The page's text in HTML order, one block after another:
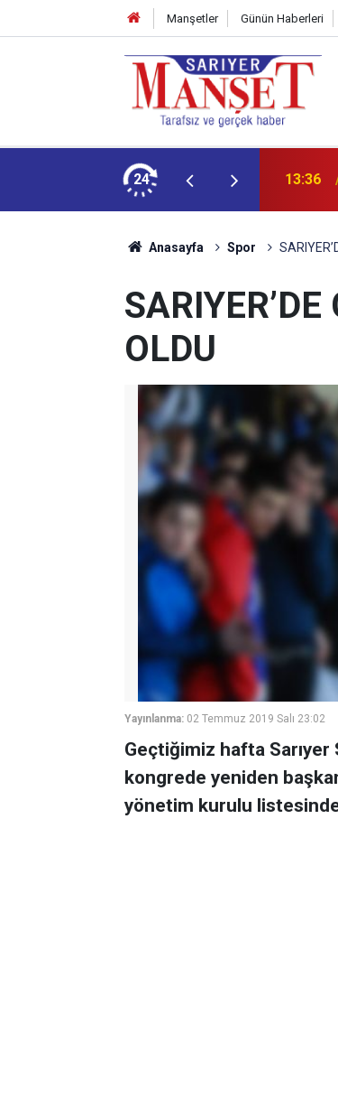
Manşetler Günün Haberleri
24 13:36
Anasayfa Spor
OLDU
Yayınlanma: 02 Temmuz 2019 Salı 23:02
Geçtiğimiz hafta
kongrede yeniden
yönetim kurulu